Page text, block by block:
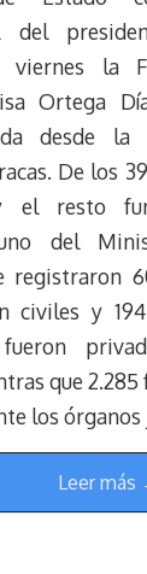
del
viernes la
Ortega
desde
De los
resto
del
registraron
civiles y
que
los
Leer más